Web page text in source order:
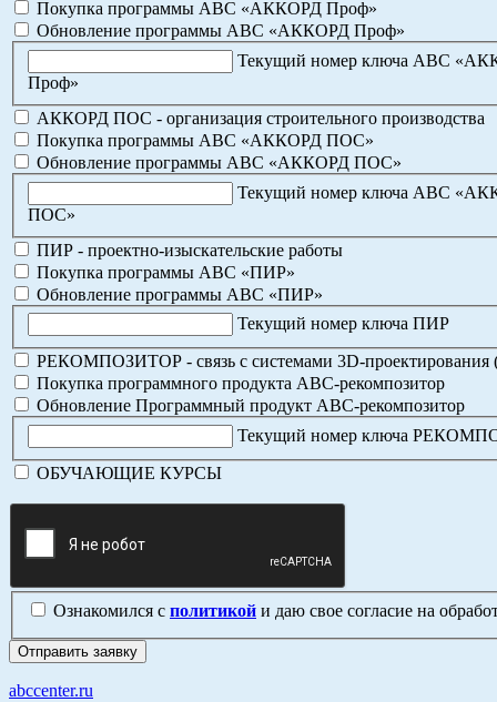
Покупка программы АВС «АККОРД Проф»
Обновление программы АВС «АККОРД Проф»
Текущий номер ключа АВС
Проф»
АККОРД ПОС - организация строительного производства
Покупка программы АВС «АККОРД ПОС»
Обновление программы АВС «АККОРД ПОС»
Текущий номер ключа АВС
ПОС»
ПИР - проектно-изыскательские работы
Покупка программы АВС «ПИР»
Обновление программы АВС «ПИР»
Текущий номер ключа ПИР
РЕКОМПОЗИТОР - связь с системами 3D-проектирования
Покупка программного продукта АВС-рекомпозитор
Обновление Программный продукт АВС-рекомпозитор
Текущий номер ключа
ОБУЧАЮЩИЕ КУРСЫ
Ознакомился с политикой и даю свое согласие на
abccenter.ru